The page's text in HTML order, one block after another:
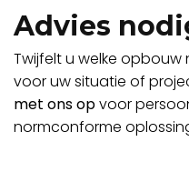
Advies
Twijfelt u welke
voor uw situatie of
met ons opvoor
normconforme